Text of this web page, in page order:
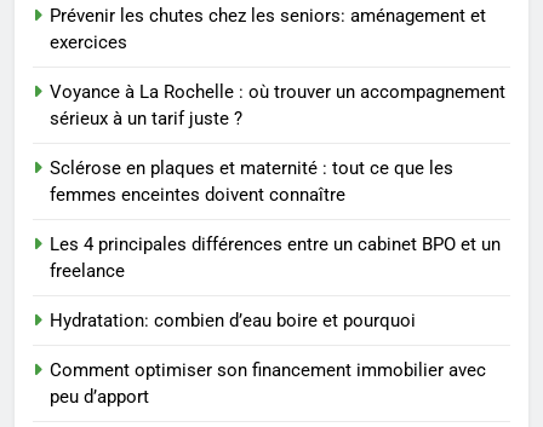
entreprise solide
3
substituts de repas : guide et
conseils pratiques
BIEN ÊTRE
4
pour perdre du poids
rapidement et durable
BIEN ÊTRE
Prévenir les chutes chez les seniors: aménagement et
exercices
Voyance à La Rochelle : où trouver un accompagnement
sérieux à un tarif juste ?
Sclérose en plaques et maternité : tout ce que les
femmes enceintes doivent connaître
Les 4 principales différences entre un cabinet BPO et un
freelance
Hydratation: combien d’eau boire et pourquoi
Comment optimiser son financement immobilier avec
peu d’apport